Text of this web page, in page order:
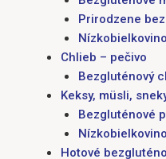
Prirodzene
Chlieb – pečivo
Bezgluténový
Keksy, müsli,
Bezgluténové
Hotové